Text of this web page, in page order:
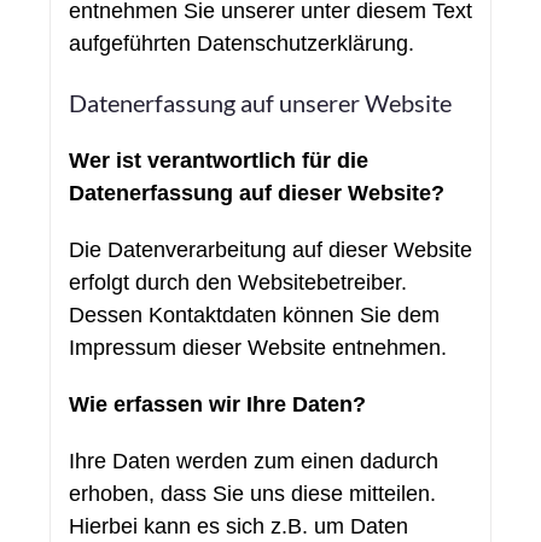
entnehmen Sie unserer unter diesem Text
aufgeführten Datenschutzerklärung.
Datenerfassung auf unserer Website
Wer ist verantwortlich für die
Datenerfassung auf dieser Website?
Die Datenverarbeitung auf dieser Website
erfolgt durch den Websitebetreiber.
Dessen Kontaktdaten können Sie dem
Impressum dieser Website entnehmen.
Wie erfassen wir Ihre Daten?
Ihre Daten werden zum einen dadurch
erhoben, dass Sie uns diese mitteilen.
Hierbei kann es sich z.B. um Daten